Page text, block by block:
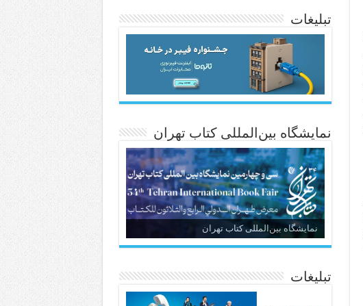
تبلیغات
نمایشگاه بین‌المللی کتاب تهران
نمایشگاه بین‌المللی کتاب تهران
تبلیغات